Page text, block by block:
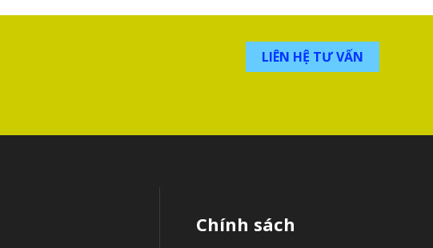
LIÊN HỆ TƯ VẤN
Chính sách